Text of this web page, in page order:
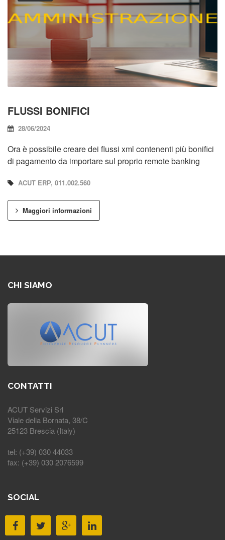
FLUSSI BONIFICI
28/06/2024
Ora è possibile creare dei flussi xml contenenti più bonifici
di pagamento da importare sul proprio remote banking
ACUT ERP, 011.002.560
Maggiori informazioni
CHI SIAMO
CONTATTI
ACUT Servizi Srl
Viale della Bornata, 38/C
25123 Brescia (Italy)
tel: (+39) 030 44033
fax: (+39) 030 2076599
SOCIAL